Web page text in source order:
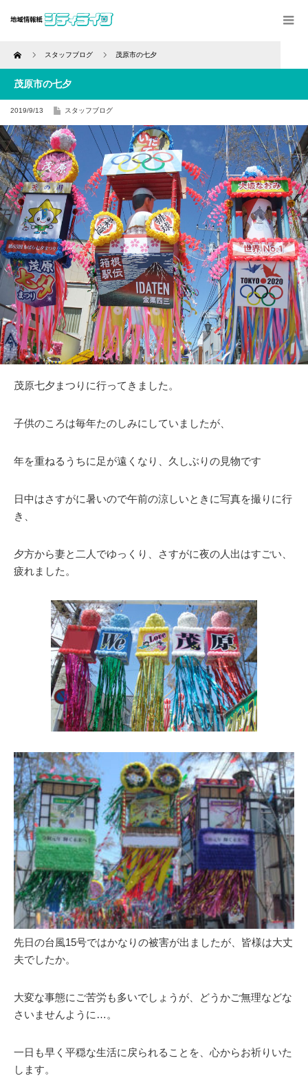
Home スタッフブログ 茂原市の七夕
茂原市の七夕
2019/9/13 スタッフブログ
茂原七夕まつりに行ってきました。
子供のころは毎年たのしみにしていましたが、
年を重ねるうちに足が遠くなり、久しぶりの見物です
日中はさすがに暑いので午前の涼しいときに写真を撮りに行
き、
夕方から妻と二人でゆっくり、さすがに夜の人出はすごい、
疲れました。
先日の台風15号ではかなりの被害が出ましたが、皆様は大丈
夫でしたか。
大変な事態にご苦労も多いでしょうが、どうかご無理などな
さいませんように…。
一日も早く平穏な生活に戻られることを、心からお祈りいた
します。